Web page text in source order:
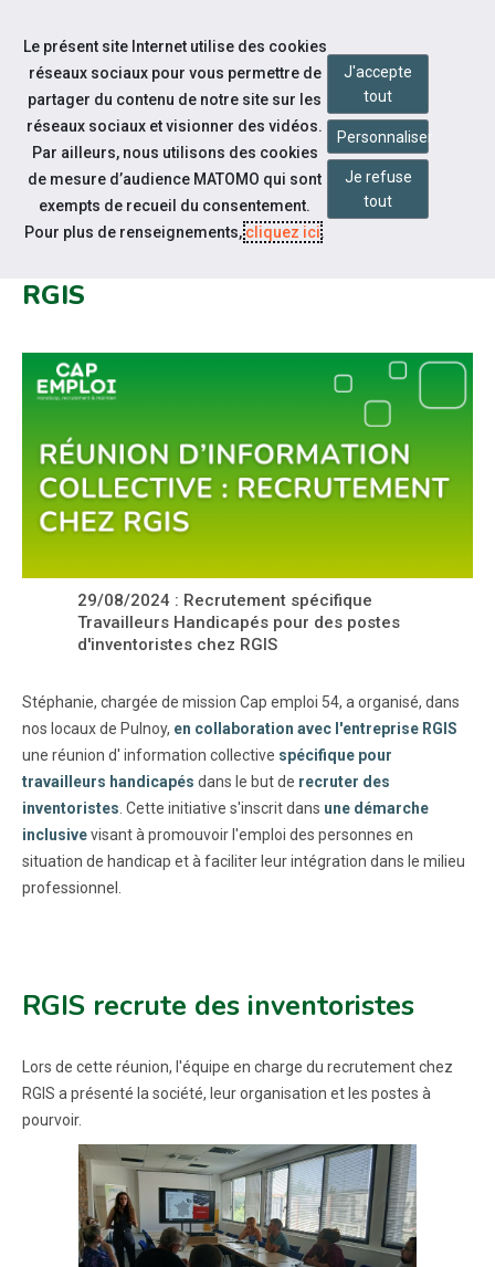
Aller au contenu
Notre actualité
RÉUNION D'INFORMATION
RGIS
29/08/2024 : Recrutement spécifique
Travailleurs Handicapés pour des postes
d'inventoristes chez RGIS
Stéphanie, chargée de mission Cap emploi 54, a organisé, dans
nos locaux de Pulnoy, en collaboration avec l'entreprise RGIS
une réunion d' information collective spécifique pour
travailleurs handicapés dans le but de recruter des
inventoristes . Cette initiative s'inscrit dans une démarche
inclusivevisant à promouvoir l'emploi des personnes en
situation de handicap et à faciliter leur intégration dans le milieu
professionnel.
RGIS recrute des inventoristes
Lors de cette réunion, l'équipe en charge du recrutement chez
RGIS a présenté la société, leur organisation et les postes à
pourvoir.
Le présent site Internet utilise des cookies
réseaux sociaux pour vous permettre de
partager du contenu de notre site sur les
réseaux sociaux et visionner des vidéos.
Par ailleurs, nous utilisons des cookies
de mesure d’audience MATOMO qui sont
exempts de recueil du consentement.
Pour plus de renseignements,cliquez ici.
J'accepte
tout
Personnaliser
Je refuse
tout